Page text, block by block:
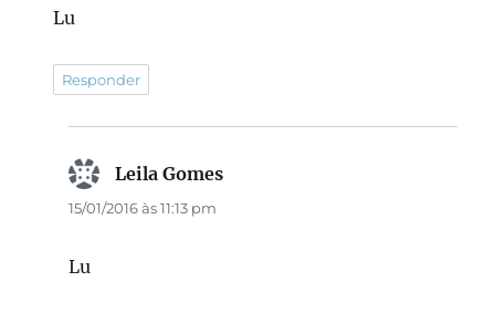
Lu
Responder
Leila Gomes
15/01/2016 às 11:13 pm
Lu